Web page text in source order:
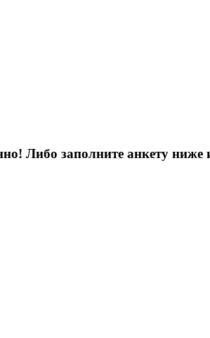
Либо заполните анкету